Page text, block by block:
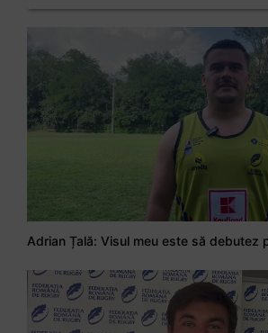
Adrian Țală: Visul meu este să debutez